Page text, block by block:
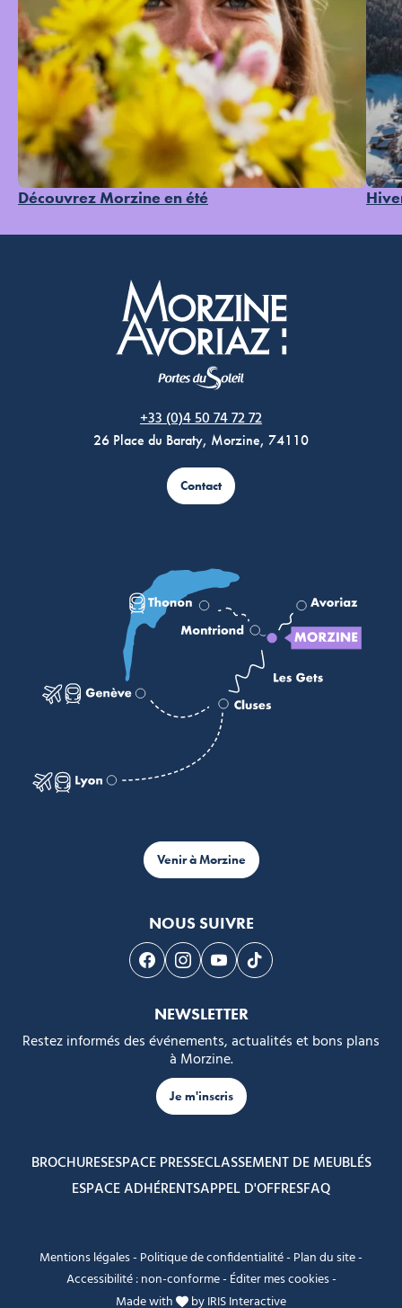
Découvrez Morzine en été
+33 (0)4 50 74 72 72
26 Place du Baraty, Morzine, 74110
Contact
Venir à Morzine
NOUS SUIVRE
Suivez-nous sur Facebook
Suivez-nous sur Instagram
Suivez-nous sur Youtube
Suivez-nous sur
NEWSLETTER
Restez informés des événements, actualités et bons plans
à Morzine.
Je m'inscris
BROCHURESESPACE PRESSECLASSEMENT DE MEUBLÉS
ESPACE ADHÉRENTSAPPEL D'OFFRESFAQ
Mentions légales- Politique de confidentialité- Plan du site-
Accessibilité : non-conforme- Éditer mes cookies-
Made with
byIRIS Interactive